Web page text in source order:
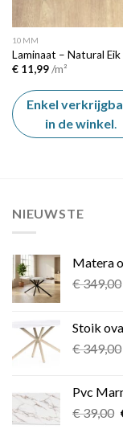
10MM
Laminaat – Natural Eik
€11,99/m²
Enkel
in de winkel.
NIEUWSTE
Matera
€349,00
Stoik
€349,00
Pvc
€39,00